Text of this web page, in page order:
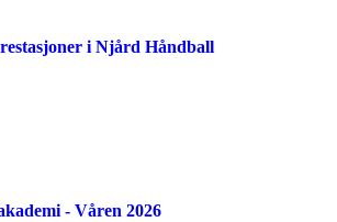
i Njård Håndball
- Våren 2026